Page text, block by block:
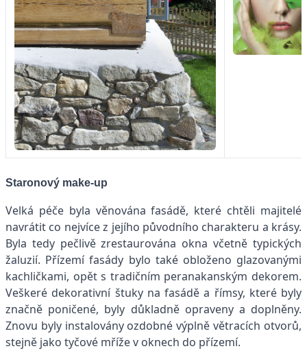
Staronový make-up
Velká péče byla věnována fasádě, které chtěli majitelé
navrátit co nejvíce z jejího původního charakteru a krásy.
Byla tedy pečlivě zrestaurována okna včetně typických
žaluzií. Přízemí fasády bylo také obloženo glazovanými
kachličkami, opět s tradičním peranakanským dekorem.
Veškeré dekorativní štuky na fasádě a římsy, které byly
značně poničené, byly důkladně opraveny a doplněny.
Znovu byly instalovány ozdobné výplně větracích otvorů,
stejně jako tyčové mříže v oknech do přízemí.